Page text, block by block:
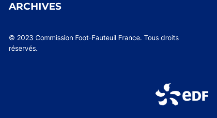
ARCHIVES
© 2023 Commission Foot-Fauteuil France. Tous droits
réservés.